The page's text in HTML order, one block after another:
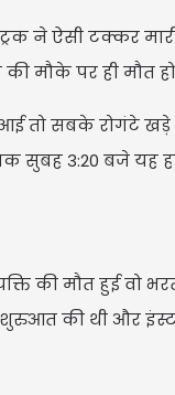
ने ऐसी टक्कर
मौके पर ही मौत हो
तो सबके रोगंटे खड़े
सुबह 3:20 बजे
की मौत हुई वो
की थी और